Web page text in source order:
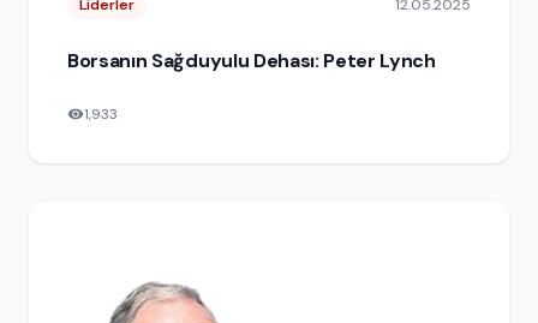
Liderler 12.05.2025
Borsanın Sağduyulu Dehası: Peter Lynch
1,933